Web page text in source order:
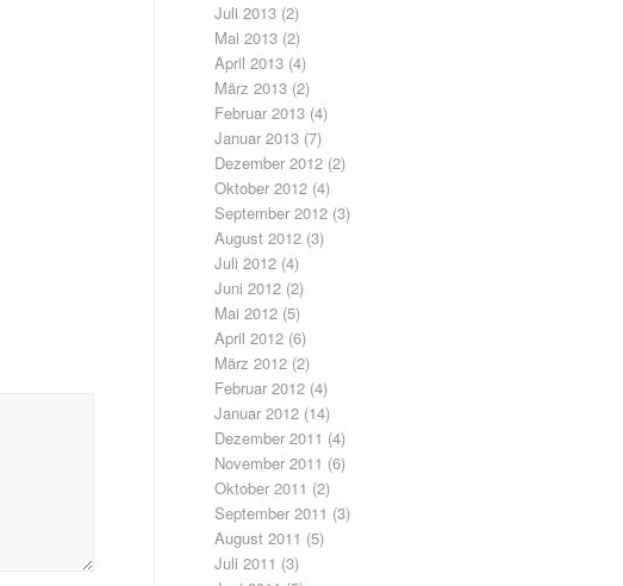
Juli 2013 (2)
Mai 2013 (2)
April 2013 (4)
März 2013 (2)
Februar 2013 (4)
Januar 2013 (7)
Dezember 2012 (2)
Oktober 2012 (4)
September 2012 (3)
August 2012 (3)
Juli 2012 (4)
Juni 2012 (2)
Mai 2012 (5)
April 2012 (6)
März 2012 (2)
Februar 2012 (4)
Januar 2012 (14)
Dezember 2011 (4)
November 2011 (6)
Oktober 2011 (2)
September 2011 (3)
August 2011 (5)
Juli 2011 (3)